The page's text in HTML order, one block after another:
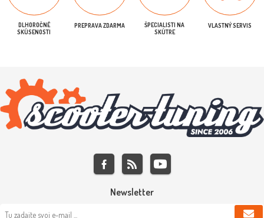
DLHOROČNÉ
SKÚSENOSTI
PREPRAVA ZDARMA
ŠPECIALISTI NA
SKÚTRE
VLASTNÝ SERVIS
Newsletter